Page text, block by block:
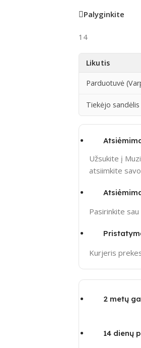
Palyginkite
14
Likutis
Parduotuvė
Tiekėjo sandėlis
Užsukite į
atsiimkite
Pasirinkite
Kurjeris
2 metų
14 dienų